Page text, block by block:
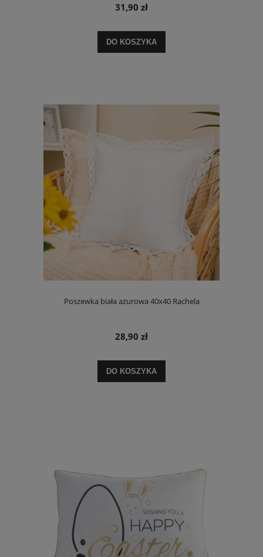
31,90 zł
DO KOSZYKA
Poszewka biała ażurowa 40x40 Rachela
28,90 zł
DO KOSZYKA